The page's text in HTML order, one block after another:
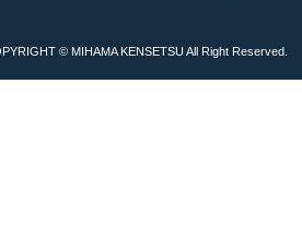
© MIHAMA KENSETSU All Right Reserved.